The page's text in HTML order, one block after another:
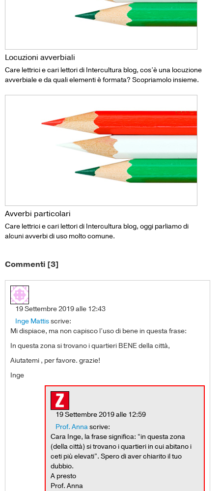
Locuzioni avverbiali
Care lettrici e cari lettori di Intercultura blog, cos’è una locuzione
avverbiale e da quali elementi è formata? Scopriamolo insieme.
Avverbi particolari
Care lettrici e cari lettori di Intercultura blog, oggi parliamo di
alcuni avverbi di uso molto comune.
Commenti [3]
19 Settembre 2019 alle 12:43
Inge Mattisscrive:
Mi dispiace, ma non capisco l’uso di bene in questa frase:
In questa zona si trovano i quartieri BENE della città,
Aiutatemi , per favore. grazie!
Inge
19 Settembre 2019 alle 12:59
Prof. Annascrive:
Cara Inge, la frase significa: “in questa zona
(della città) si trovano i quartieri in cui abitano i
ceti più elevati”. Spero di aver chiarito il tuo
dubbio.
A presto
Prof. Anna